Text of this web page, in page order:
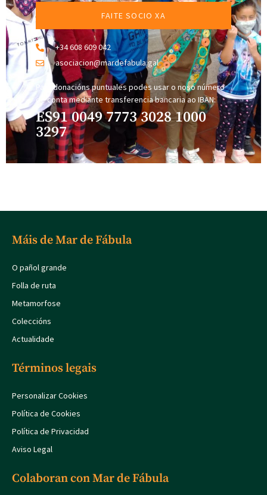
FAITE SOCIO XA
+34 608 609 042
asociacion@mardefabula.gal
Para donacións puntuales podes usar o noso número
de conta mediante transferencia bancaria ao IBAN:
ES91 0049 7773 3028 1000
3297
Máis de Mar de Fábula
O pañol grande
Folla de ruta
Metamorfose
Coleccións
Actualidade
Términos legais
Personalizar Cookies
Política de Cookies
Política de Privacidad
Aviso Legal
Colaboran con Mar de Fábula